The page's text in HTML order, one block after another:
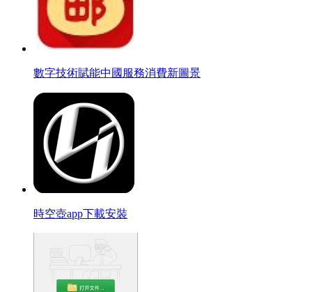
數字技術賦能中國服務消費新圖景
時空壺app下載安裝